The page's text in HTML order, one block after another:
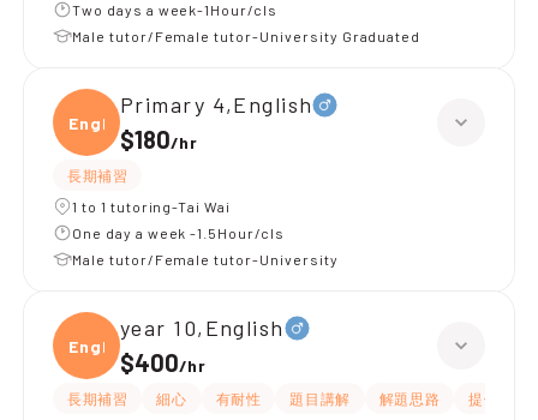
Two days a week-1Hour/cls
Male tutor/Female tutor-University Graduated
Engli
Primary 4,English
$180/hr
長期補習
1 to 1 tutoring-Tai Wai
One day a week -1.5Hour/cls
Male tutor/Female tutor-University
Engli
year 10,English
$400/hr
長期補習 細心 有耐性 題目講解 解題思路
提供練習